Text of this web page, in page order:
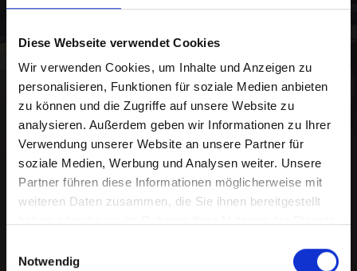
Diese Webseite verwendet Cookies
Wir verwenden Cookies, um Inhalte und Anzeigen zu
personalisieren, Funktionen für soziale Medien anbieten
zu können und die Zugriffe auf unsere Website zu
analysieren. Außerdem geben wir Informationen zu Ihrer
Verwendung unserer Website an unsere Partner für
soziale Medien, Werbung und Analysen weiter. Unsere
Partner führen diese Informationen möglicherweise mit
weiteren Daten zusammen, die Sie ihnen bereitgestellt
Notwendig
Dogpark kommt nach Deutschland. Die Indie-
Alternative-Rock-Band Dogpark begann ihre
Karriere in den Kellern und Hinterhöfen ihrer
Universität in Virginia....
https://www.dogparkofficial.com
Europa Tour